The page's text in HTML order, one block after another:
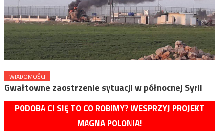
WIADOMOŚCI
Gwałtowne zaostrzenie sytuacji w północnej Syrii
PODOBA CI SIĘ TO CO ROBIMY? WESPRZYJ PROJEKT
MAGNA POLONIA!